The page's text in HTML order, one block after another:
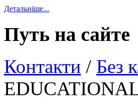
Детальніше...
Путь на сайте
Контакти / Без